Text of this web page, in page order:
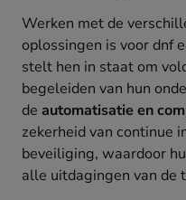
Werken met de
oplossingen is voor dnf
stelt hen in staat om
begeleiden van hun
de automatisatie en
zekerheid van continue
beveiliging, waardoor
alle uitdagingen van de